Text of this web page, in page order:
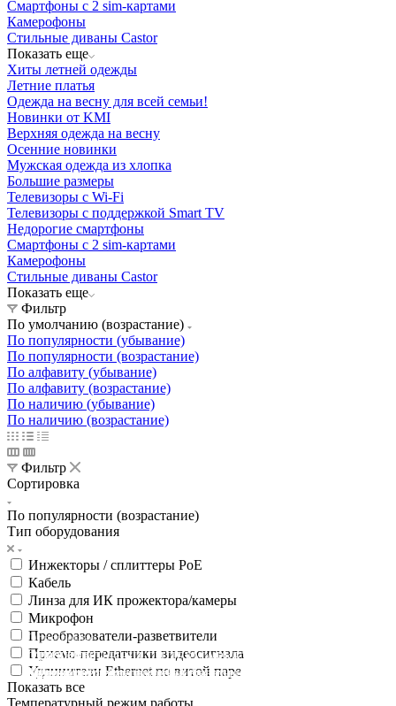
Смартфоны с 2 sim-картами
Камерофоны
Стильные диваны Castor
Показать еще
Хиты летней одежды
Летние платья
Одежда на весну для всей семьи!
Новинки от KMI
Верхняя одежда на весну
Осенние новинки
Мужская одежда из хлопка
Большие размеры
Телевизоры с Wi-Fi
Телевизоры с поддержкой Smart TV
Недорогие смартфоны
Смартфоны с 2 sim-картами
Камерофоны
Стильные диваны Castor
Показать еще
Фильтр
По умолчанию (возрастание)
По популярности (убывание)
По популярности (возрастание)
По алфавиту (убывание)
По алфавиту (возрастание)
По наличию (убывание)
По наличию (возрастание)
Фильтр
Сортировка
По популярности (возрастание)
Тип оборудования
Инжекторы / сплиттеры PoE
Кабель
Линза для ИК прожектора/камеры
Микрофон
Преобразователи-разветвители
Приемо-передатчики видеосигнала
Удлинители Ethernet по витой паре
Показать все
Температурный режим работы
Освещение
Здания префектуры ТиНАО
Освещение
Калужский завод путевых машин и гидроприводов
Освещение
СТРОИТЕЛЬНЫЙ ГИПЕРМАРКЕТ «ЛЕРУА
МЕРЛЕН»
Освещение
Железнодорожный вокзал Арзамас-1